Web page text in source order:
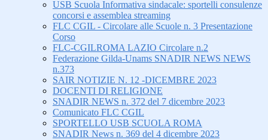
USB Scuola Informativa sindacale: sportelli consulenze
concorsi e assemblea streaming
FLC CGIL - Circolare alle Scuole n. 3 Presentazione
Corso
FLC-CGILROMA LAZIO Circolare n.2
Federazione Gilda-Unams SNADIR NEWS NEWS
n.373
SAIR NOTIZIE N. 12 -DICEMBRE 2023
DOCENTI DI RELIGIONE
SNADIR NEWS n. 372 del 7 dicembre 2023
Comunicato FLC CGIL
SPORTELLO USB SCUOLA ROMA
SNADIR News n. 369 del 4 dicembre 2023